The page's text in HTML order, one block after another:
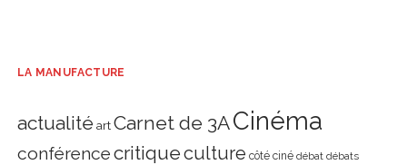
LA MANUFACTURE
actualité art Carnet de 3ACinéma
conférencecritiqueculture côté ciné débat débats